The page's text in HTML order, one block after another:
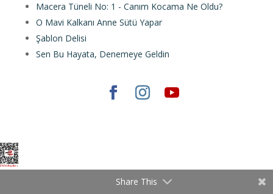
Macera Tüneli No: 1 - Canım Kocama Ne Oldu?
O Mavi Kalkanı Anne Sütü Yapar
Şablon Delisi
Sen Bu Hayata, Denemeye Geldin
Share This